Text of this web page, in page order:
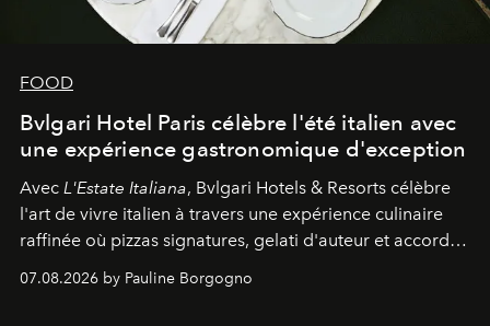
FOOD
Bvlgari Hotel Paris célèbre l'été italien avec
une expérience gastronomique d'exception
Avec L'Estate Italiana, Bvlgari Hotels & Resorts célèbre
l'art de vivre italien à travers une expérience culinaire
raffinée où pizzas signatures, gelati d'auteur et accords
07.08.2026 by Pauline Borgogno